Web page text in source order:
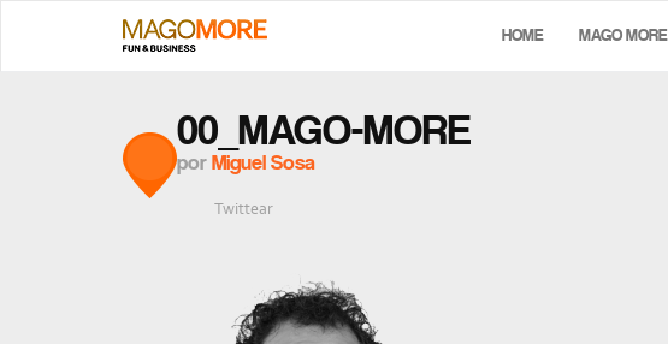
HOME MAGO MORE
00_MAGO-MORE
porMiguel Sosa
Twittear